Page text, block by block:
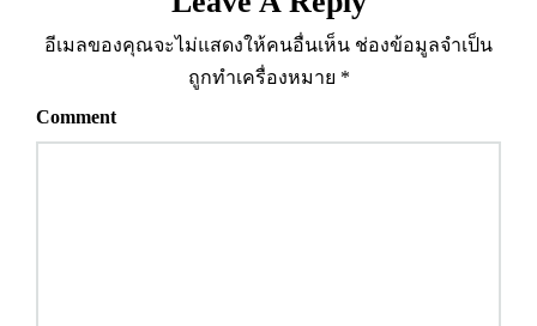
อีเมลของคุณจะไม่แสดงให้คนอื่นเห็น ช่องข้อมูลจำเป็น
ถูกทำเครื่องหมาย *
Comment